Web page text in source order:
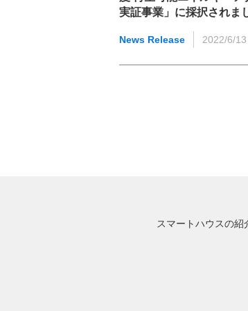
実証事業」に採択されま
News Release 2022/6/
スマートハウスの紹